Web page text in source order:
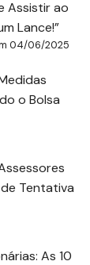
Assistir ao
Lance!”
04/06/2025
o Bolsa
Tentativa
As 10